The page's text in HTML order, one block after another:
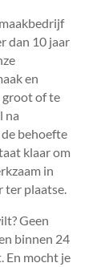
dan 10 jaar
en
groot of te
na
behoefte
klaar om
in
ter plaatse.​
Geen
binnen 24
En mocht je